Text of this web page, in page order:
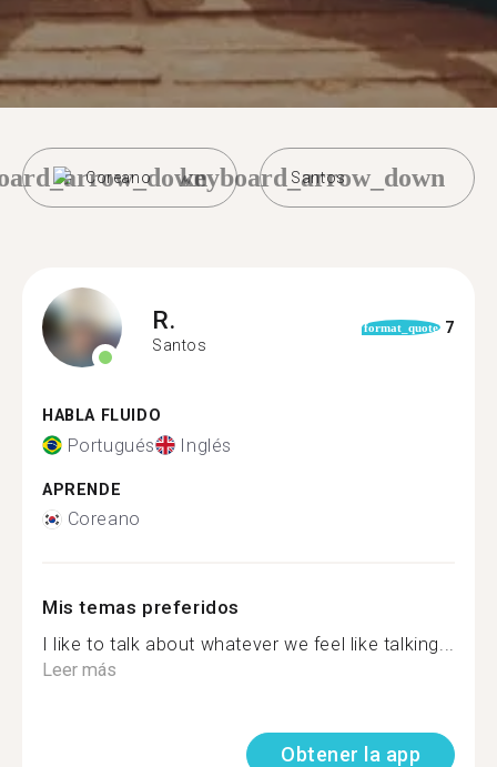
Coreano Santos
keyboard_arrow_down
R.
Santos
format_quote 7
HABLA FLUIDO
Portugués Inglés
APRENDE
Coreano
Mis temas preferidos
I like to talk about whatever we feel like talking...
Leer más
Obtener la app